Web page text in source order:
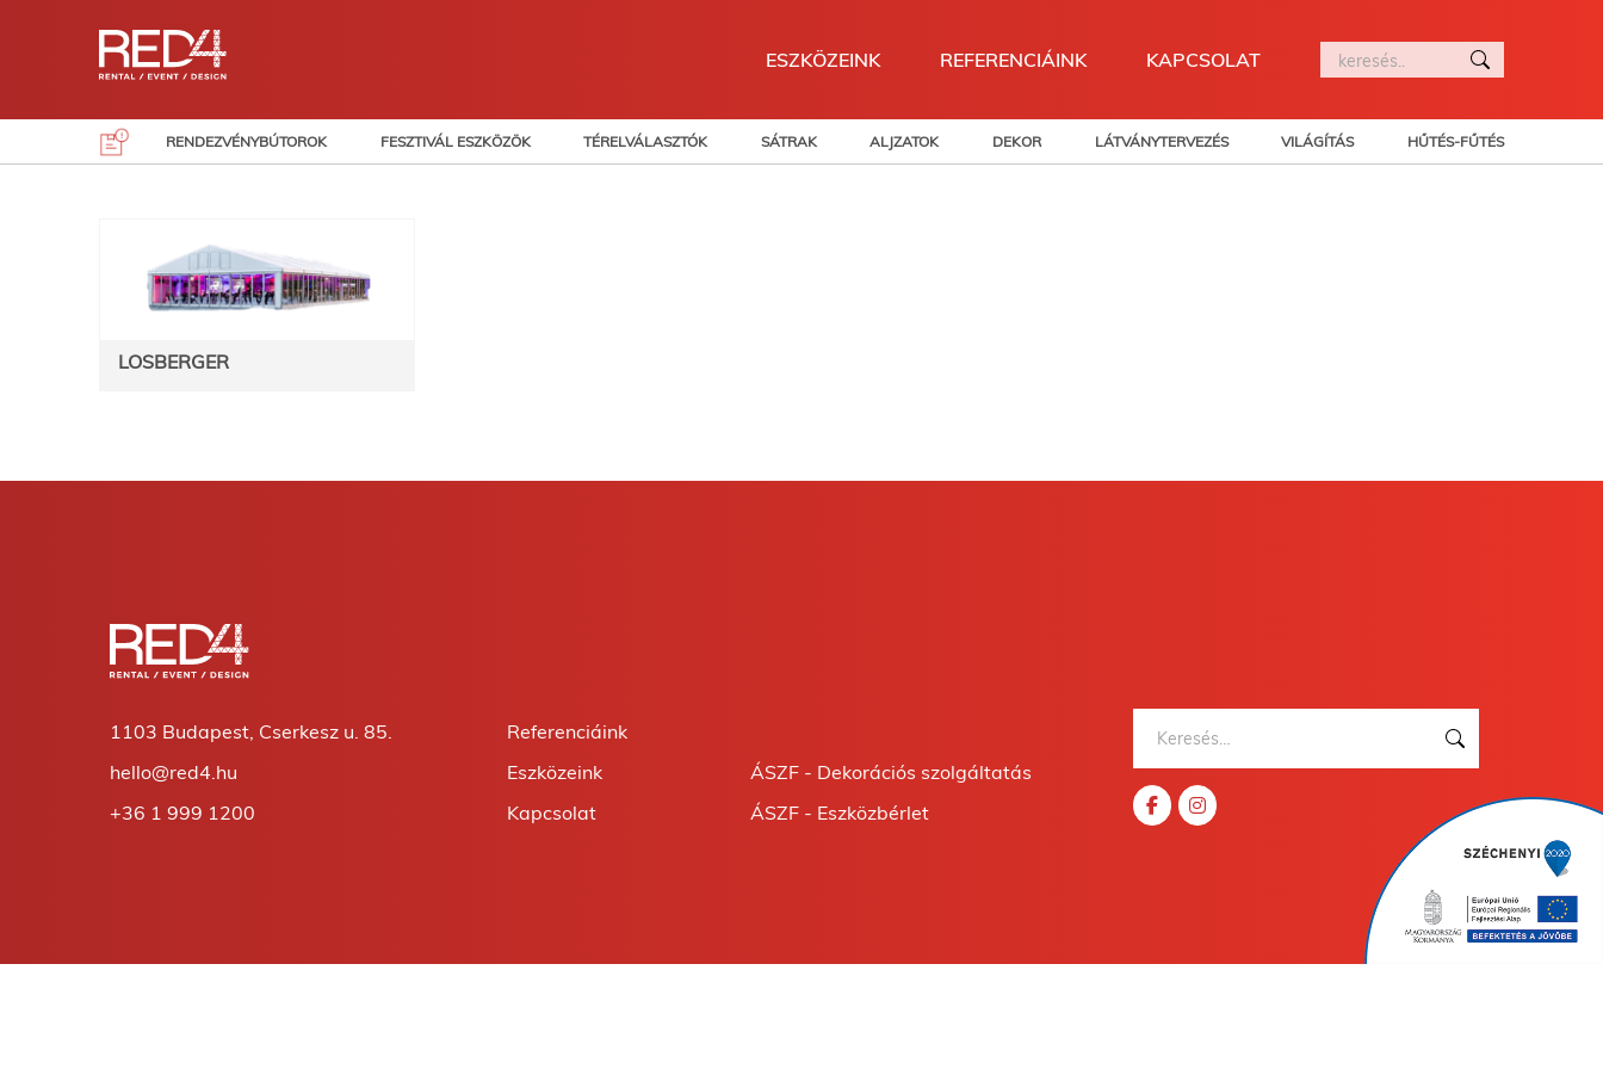
ESZKÖZEINK REFERENCIÁINK KAPCSOLAT
RENDEZVÉNYBÚTOROK FESZTIVÁL ESZKÖZÖK TÉRELVÁLASZTÓK SÁTRAK ALJZATOK DEKOR LÁTVÁNYTERVEZÉS VILÁGÍTÁS HŰTÉS-FŰTÉS
LOSBERGER
1103 Budapest, Cserkesz u. 85.
hello@red4.hu
+36 1 999 1200
Referenciáink
Eszközeink
Kapcsolat
ÁSZF - Dekorációs szolgáltatás
ÁSZF - Eszközbérlet